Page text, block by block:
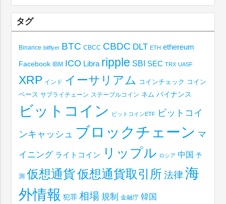
タグ
Binance bitflyer BTC CBCC CBDC DLT ETH ethereum
Facebook IBM ICO Libra ripple SBI SEC TRX UASF
XRP インド イーサリアム コインチェック コイン
ベース サプライチェーン ステーブルコイン ネム バイナンス
ビットコイン ビットコインETF ビットコイ
ンキャッシュ ブロックチェーン マ
イニング ライトコイン リップル ロシア 中国 予
測 仮想通貨仮想通貨取引所 法律 海
外情報 犯罪 相場 規制 金融庁 韓国